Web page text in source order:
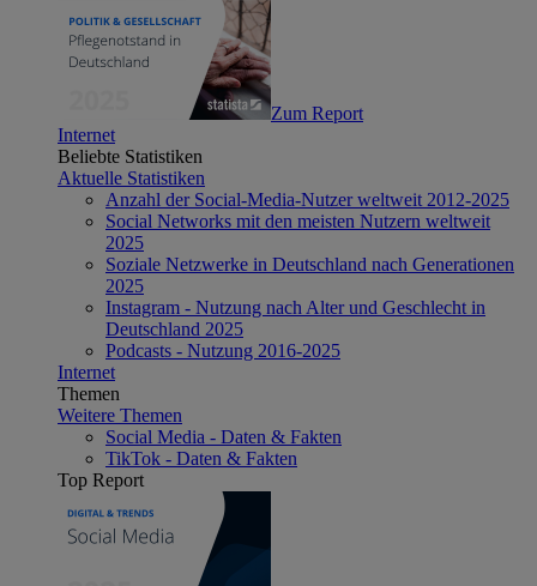
Zum Report
Internet
Beliebte Statistiken
Aktuelle Statistiken
Anzahl der Social-Media-Nutzer weltweit 2012-2025
Social Networks mit den meisten Nutzern weltweit
2025
Soziale Netzwerke in Deutschland nach Generationen
2025
Instagram - Nutzung nach Alter und Geschlecht in
Deutschland 2025
Podcasts - Nutzung 2016-2025
Internet
Themen
Weitere Themen
Social Media - Daten & Fakten
TikTok - Daten & Fakten
Top Report